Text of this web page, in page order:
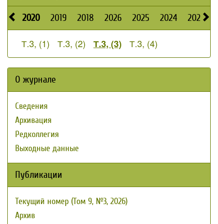
2020 2019 2018 2026 2025 2024 2023
Т.3, (1) Т.3, (2) Т.3, (3) Т.3, (4)
О журнале
Сведения
Архивация
Редколлегия
Выходные данные
Публикации
Текущий номер (Том 9, №3, 2026)
Архив